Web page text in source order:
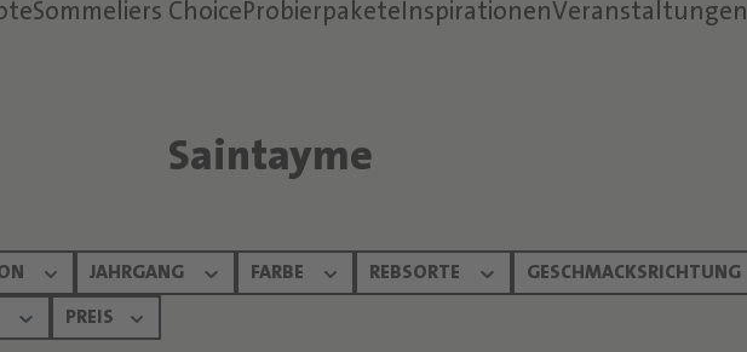
Sommeliers ChoiceProbierpaketeInspirationenVeranstaltungen
Saintayme
JAHRGANG FARBE REBSORTE GESCHMACKSRICHTUNG
PREIS